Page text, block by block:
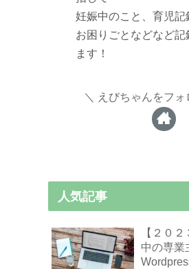
妊娠中のこと、育児記
お困りごとなどなど記
ます！
えびちゃんをフォ
人気記事
【２０
中の専業